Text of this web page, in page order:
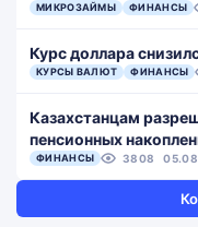
МИКРОЗАЙМЫ ФИНАНСЫ
Курс доллара
КУРСЫ ВАЛЮТ ФИНАНСЫ
Казахстанцам
пенсионных
ФИНАНСЫ 3808